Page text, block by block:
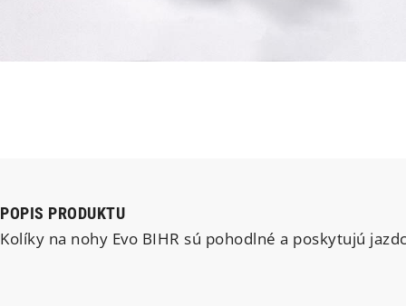
POPIS PRODUKTU
Kolíky na nohy Evo BIHR sú pohodlné a poskytujú